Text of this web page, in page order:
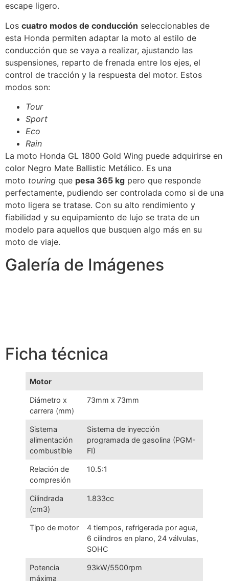
escape ligero.
Los cuatro modos de conducción seleccionables de
esta Honda permiten adaptar la moto al estilo de
conducción que se vaya a realizar, ajustando las
suspensiones, reparto de frenada entre los ejes, el
control de tracción y la respuesta del motor. Estos
modos son:
Tour
Sport
Eco
Rain
La moto Honda GL 1800 Gold Wing puede adquirirse en
color Negro Mate Ballistic Metálico. Es una
moto touring que pesa 365 kg pero que responde
perfectamente, pudiendo ser controlada como si de una
moto ligera se tratase. Con su alto rendimiento y
fiabilidad y su equipamiento de lujo se trata de un
modelo para aquellos que busquen algo más en su
moto de viaje.
Galería de Imágenes
Ficha técnica
Motor
Diámetro x
carrera (mm)
73mm x 73mm
Sistema
alimentación
combustible
Sistema de inyección
programada de gasolina (PGM-
FI)
Relación de
compresión
10.5:1
Cilindrada
(cm3)
1.833cc
Tipo de motor
4 tiempos, refrigerada por agua,
6 cilindros en plano, 24 válvulas,
SOHC
Potencia
máxima
93kW/5500rpm